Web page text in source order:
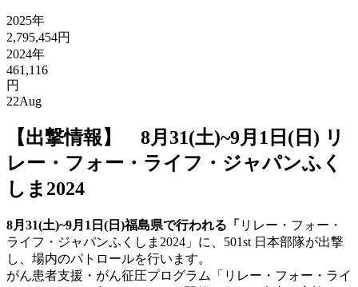
2025年
2,795,454円
2024年
461,116
円
22Aug
【出撃情報】 8月31(土)~9月1日(日) リ
レー・フォー・ライフ・ジャパンふく
しま2024
8月31(土)~9月1日(日)福島県で行われる「 リレー・フォー・
ライフ・ジャパンふくしま2024」に、501st 日本部隊が出撃
し、場内のパトロールを行います。
がん患者支援・がん征圧プログラム「リレー・フォー・ライ